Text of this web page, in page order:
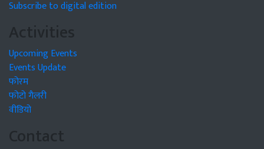
Subscribe to digital edition
Activities
Upcoming Events
Events Update
फोरम
फोटो गैलरी
वीडियो
Contact